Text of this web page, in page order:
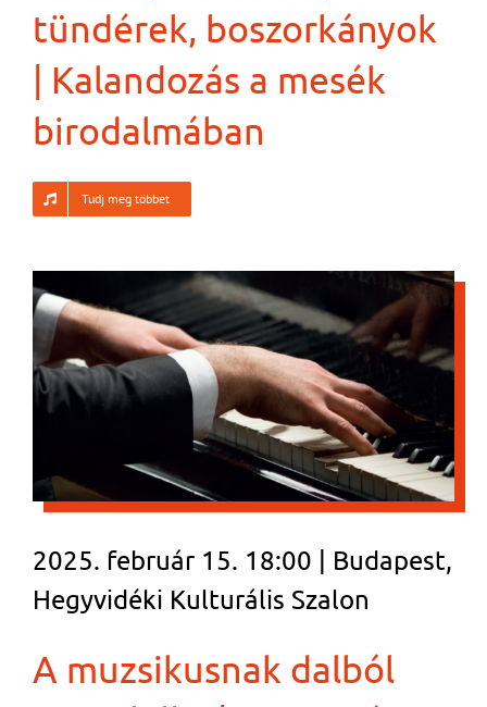
tündérek, boszorkányok
| Kalandozás a mesék
birodalmában
Tudj meg többet
2025. február 15. 18:00 | Budapest,
Hegyvidéki Kulturális Szalon
A muzsikusnak dalból